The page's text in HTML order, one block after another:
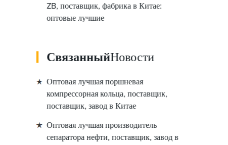
ZB, поставщик, фабрика в Китае:
оптовые лучшие
СвязанныйНовости
Оптовая лучшая поршневая
компрессорная кольца, поставщик,
поставщик, завод в Китае
Оптовая лучшая производитель
сепаратора нефти, поставщик, завод в